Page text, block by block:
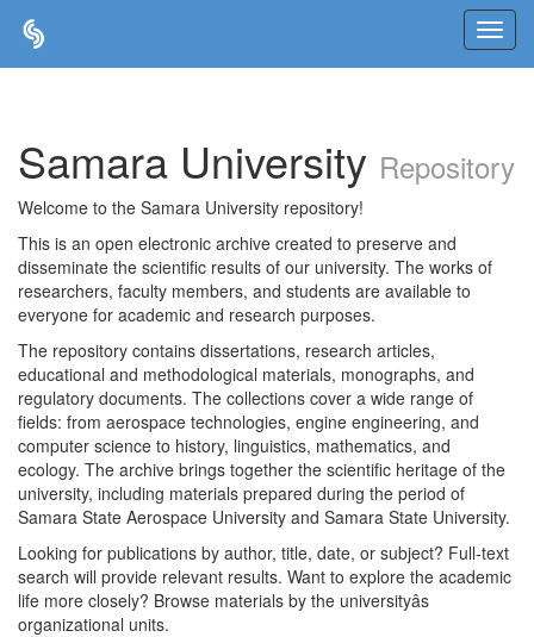
Samara University Repository
Welcome to the Samara University repository!
This is an open electronic archive created to preserve and
disseminate the scientific results of our university. The works of
researchers, faculty members, and students are available to
everyone for academic and research purposes.
The repository contains dissertations, research articles,
educational and methodological materials, monographs, and
regulatory documents. The collections cover a wide range of
fields: from aerospace technologies, engine engineering, and
computer science to history, linguistics, mathematics, and
ecology. The archive brings together the scientific heritage of the
university, including materials prepared during the period of
Samara State Aerospace University and Samara State University.
Looking for publications by author, title, date, or subject? Full-text
search will provide relevant results. Want to explore the academic
life more closely? Browse materials by the universityâs
organizational units.